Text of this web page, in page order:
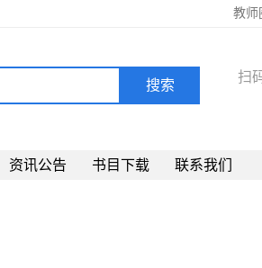
资讯公告 书目下载 联系我们
教师
扫